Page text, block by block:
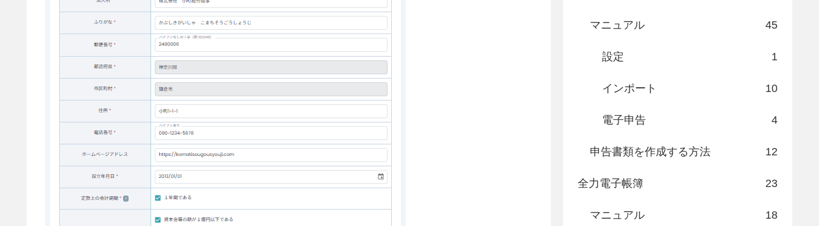
マニュアル 45
設定 1
インポート 10
電子申告 4
申告書類を作成する方法 12
全力電子帳簿 23
マニュアル 18